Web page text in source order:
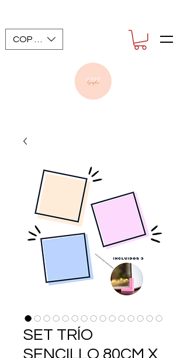
COP ($)
SET TRÍO
SENCILLO 80CM X